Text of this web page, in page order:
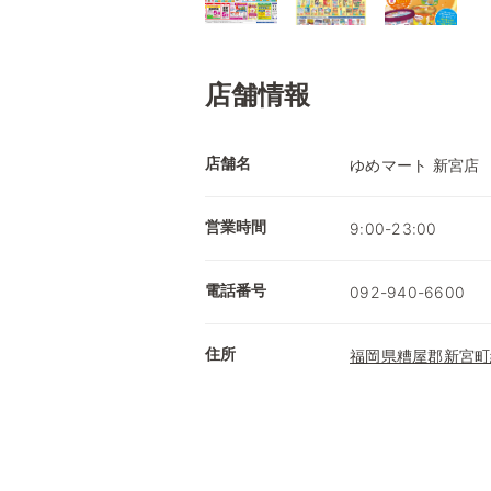
店舗情報
店舗名 ゆめマート 新宮店
営業時間 9:00-23:00
電話番号 092-940-6600
住所 福岡県糟屋郡新宮